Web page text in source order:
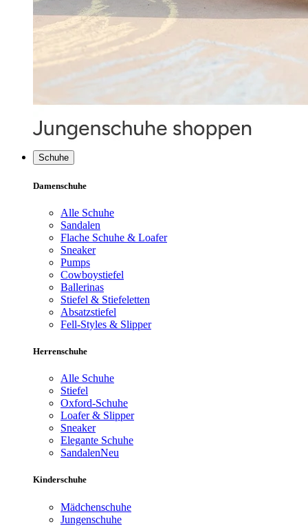
Schuhe
Damenschuhe
Alle Schuhe
Sandalen
Flache Schuhe & Loafer
Sneaker
Pumps
Cowboystiefel
Ballerinas
Stiefel & Stiefeletten
Absatzstiefel
Fell-Styles & Slipper
Herrenschuhe
Alle Schuhe
Stiefel
Oxford-Schuhe
Loafer & Slipper
Sneaker
Elegante Schuhe
SandalenNeu
Kinderschuhe
Mädchenschuhe
Jungenschuhe